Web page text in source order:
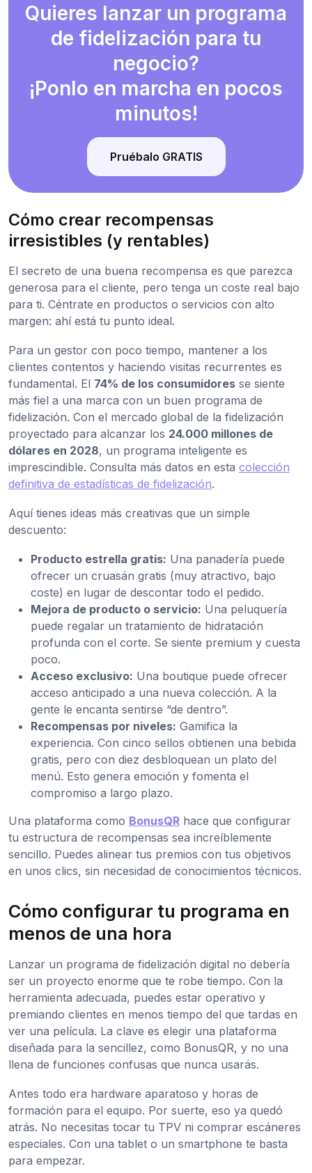
Quieres lanzar un programa
de fidelización para tu
negocio?
¡Ponlo en marcha en pocos
minutos!
Pruébalo GRATIS
Cómo crear recompensas
irresistibles (y rentables)
El secreto de una buena recompensa es que parezca
generosa para el cliente, pero tenga un coste real bajo
para ti. Céntrate en productos o servicios con alto
margen: ahí está tu punto ideal.
Para un gestor con poco tiempo, mantener a los
clientes contentos y haciendo visitas recurrentes es
fundamental. El 74% de los consumidores se siente
más fiel a una marca con un buen programa de
fidelización. Con el mercado global de la fidelización
proyectado para alcanzar los 24.000 millones de
dólares en 2028, un programa inteligente es
imprescindible. Consulta más datos en esta colección
definitiva de estadísticas de fidelización.
Aquí tienes ideas más creativas que un simple
descuento:
Producto estrella gratis: Una panadería puede
ofrecer un cruasán gratis (muy atractivo, bajo
coste) en lugar de descontar todo el pedido.
Mejora de producto o servicio: Una peluquería
puede regalar un tratamiento de hidratación
profunda con el corte. Se siente premium y cuesta
poco.
Acceso exclusivo: Una boutique puede ofrecer
acceso anticipado a una nueva colección. A la
gente le encanta sentirse “de dentro”.
Recompensas por niveles: Gamifica la
experiencia. Con cinco sellos obtienen una bebida
gratis, pero con diez desbloquean un plato del
menú. Esto genera emoción y fomenta el
compromiso a largo plazo.
Una plataforma como BonusQR hace que configurar
tu estructura de recompensas sea increíblemente
sencillo. Puedes alinear tus premios con tus objetivos
en unos clics, sin necesidad de conocimientos técnicos.
Cómo configurar tu programa en
menos de una hora
Lanzar un programa de fidelización digital no debería
ser un proyecto enorme que te robe tiempo. Con la
herramienta adecuada, puedes estar operativo y
premiando clientes en menos tiempo del que tardas en
ver una película. La clave es elegir una plataforma
diseñada para la sencillez, como BonusQR, y no una
llena de funciones confusas que nunca usarás.
Antes todo era hardware aparatoso y horas de
formación para el equipo. Por suerte, eso ya quedó
atrás. No necesitas tocar tu TPV ni comprar escáneres
especiales. Con una tablet o un smartphone te basta
para empezar.